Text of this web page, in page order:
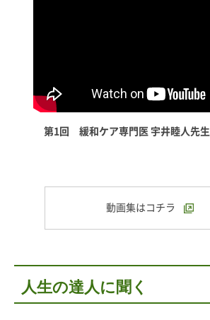
第1回 緩和ケア専門医 宇井睦人先生
動画集はコチラ
人生の達人に聞く